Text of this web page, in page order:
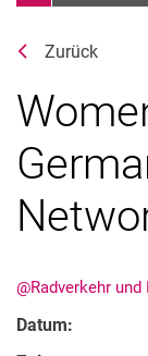
Zurück
@Radverkehr
Datum: